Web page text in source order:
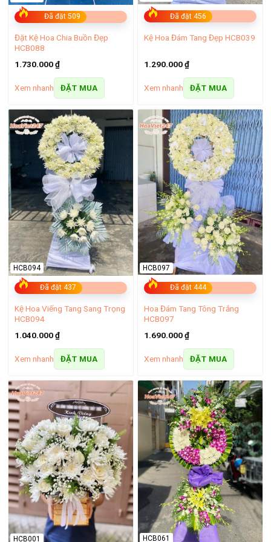
Từ những bó hoa hồng nhẹ nhàng, thanh lịch đến các thiết kế
cầu kỳ, ấn tượng, tất cả đều được sáng tạo từ những bàn tay
tài hoa của nghệ nhân cắm hoa. Đặc biệt, shop cam kết sử
dụng nguồn hoa tươi chất lượng cao từ Đà Lạt, đảm bảo
từng cánh hoa luôn rực rỡ và bền đẹp theo thời gian.
Giao hoa đúng hẹn và miễn phí trong khu vực
Không gì tuyệt vời hơn khi một bó hoa được giao đến tận tay
người nhận đúng thời điểm, đúng cảm xúc. Shop hoa tươi
Bến Tre luôn đặt uy tín lên hàng đầu với dịch vụ giao hoa
nhanh chóng, đúng hẹn, giúp khách hàng yên tâm dù bận rộn
vẫn có thể gửi đi những yêu thương trọn vẹn.
Đã đặt 509
Đặt Kệ Hoa Chia Buồn Đẹp
HCB088
1.730.000₫
Xem nhanh ĐẶT MUA
Đã đặt 456
Kệ Hoa Đám Tang Đẹp HCB039
1.290.000₫
Xem nhanh ĐẶT MUA
Đã đặt 437
HCB094
Kệ Hoa Viếng Tang Sang Trọng
HCB094
1.040.000₫
Xem nhanh ĐẶT MUA
Đã đặt 444
HCB097
Hoa Đám Tang Tông Trắng
HCB097
1.690.000₫
Xem nhanh ĐẶT MUA
HCB001 HCB061